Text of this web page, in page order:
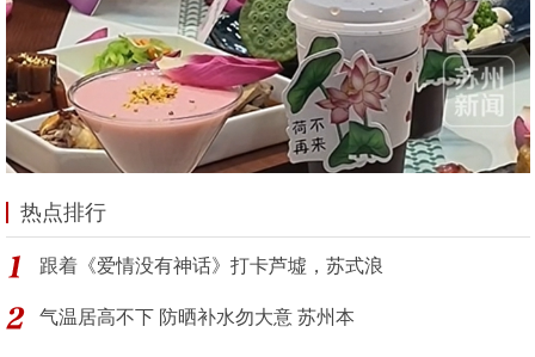
热点排行
跟着《爱情没有神话》打卡芦墟，苏式浪
气温居高不下 防晒补水勿大意 苏州本